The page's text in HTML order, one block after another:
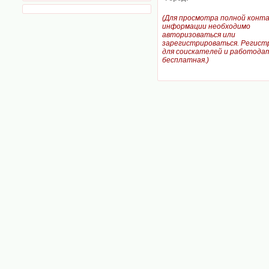
(Для просмотра полной
информации необходимо
авторизоваться или
зарегистрироваться.
для соискателей и
бесплатная.)